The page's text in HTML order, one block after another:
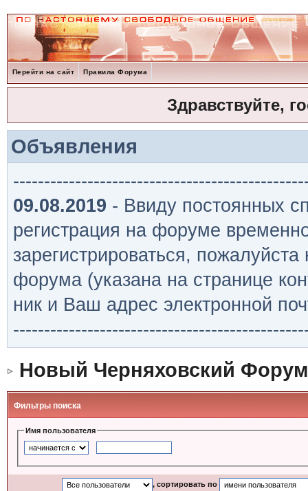
Перейти на сайт Правила Форума
Здравствуйте,
Объявления
09.08.2019 - Ввиду постоянных
регистрация на форуме
зарегистрироваться,
форума (указана на странице
ник и Ваш адрес электронной
Новый Черняховский Форум
Фильтры поиска
Имя пользователя
, сортировать по